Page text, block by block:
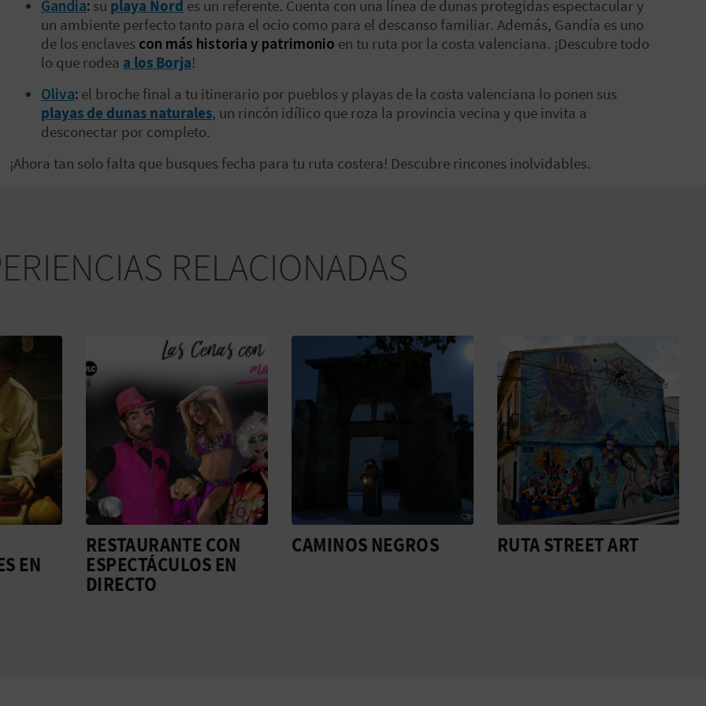
Gandia: su playa Nord es un referente. Cuenta con una línea de dunas protegidas espectacular y
un ambiente perfecto tanto para el ocio como para el descanso familiar. Además, Gandía es uno
de los enclaves con más historia y patrimonio en tu ruta por la costa valenciana. ¡Descubre todo
lo que rodea a los Borja!
Oliva: el broche final a tu itinerario por pueblos y playas de la costa valenciana lo ponen sus
playas de dunas naturales, un rincón idílico que roza la provincia vecina y que invita a
desconectar por completo.
¡Ahora tan solo falta que busques fecha para tu ruta costera! Descubre rincones inolvidables.
RELACIONADAS
EN
RESTAURANTE CON
ESPECTÁCULOS EN
DIRECTO
CAMINOS NEGROS RUTA STREET ART